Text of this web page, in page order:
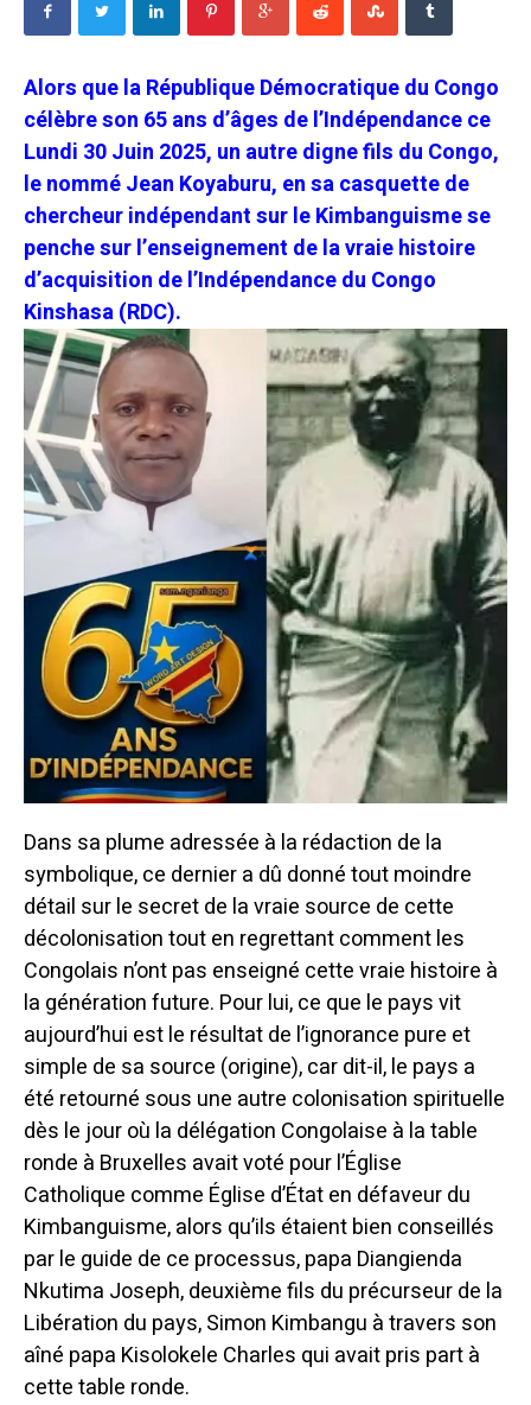
Alors que la République Démocratique du Congo
célèbre son 65 ans d’âges de l’Indépendance ce
Lundi 30 Juin 2025, un autre digne fils du Congo,
le nommé Jean Koyaburu, en sa casquette de
chercheur indépendant sur le Kimbanguisme se
penche sur l’enseignement de la vraie histoire
d’acquisition de l’Indépendance du Congo
Kinshasa (RDC).
Dans sa plume adressée à la rédaction de la
symbolique, ce dernier a dû donné tout moindre
détail sur le secret de la vraie source de cette
décolonisation tout en regrettant comment les
Congolais n’ont pas enseigné cette vraie histoire à
la génération future. Pour lui, ce que le pays vit
aujourd’hui est le résultat de l’ignorance pure et
simple de sa source (origine), car dit-il, le pays a
été retourné sous une autre colonisation spirituelle
dès le jour où la délégation Congolaise à la table
ronde à Bruxelles avait voté pour l’Église
Catholique comme Église d’État en défaveur du
Kimbanguisme, alors qu’ils étaient bien conseillés
par le guide de ce processus, papa Diangienda
Nkutima Joseph, deuxième fils du précurseur de la
Libération du pays, Simon Kimbangu à travers son
aîné papa Kisolokele Charles qui avait pris part à
cette table ronde.